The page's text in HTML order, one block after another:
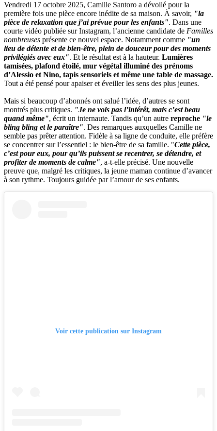
Vendredi 17 octobre 2025, Camille Santoro a dévoilé pour la
première fois une pièce encore inédite de sa maison. À savoir, "la
pièce de relaxation que j’ai prévue pour les enfants". Dans une
courte vidéo publiée sur Instagram, l’ancienne candidate de Familles
nombreuses présente ce nouvel espace. Notamment comme "un
lieu de détente et de bien-être, plein de douceur pour des moments
privilégiés avec eux". Et le résultat est à la hauteur. Lumières
tamisées, plafond étoilé, mur végétal illuminé des prénoms
d’Alessio et Nino, tapis sensoriels et même une table de massage.
Tout a été pensé pour apaiser et éveiller les sens des plus jeunes.
Mais si beaucoup d’abonnés ont salué l’idée, d’autres se sont
montrés plus critiques. "Je ne vois pas l’intérêt, mais c’est beau
quand même", écrit un internaute. Tandis qu’un autre reproche "le
bling bling et le paraître". Des remarques auxquelles Camille ne
semble pas prêter attention. Fidèle à sa ligne de conduite, elle préfère
se concentrer sur l’essentiel : le bien-être de sa famille. "Cette pièce,
c’est pour eux, pour qu’ils puissent se recentrer, se détendre, et
profiter de moments de calme", a-t-elle précisé. Une nouvelle
preuve que, malgré les critiques, la jeune maman continue d’avancer
à son rythme. Toujours guidée par l’amour de ses enfants.
Voir cette publication sur Instagram